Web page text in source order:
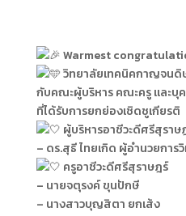
Warmest
วทยาลัยเทคนิคกาญจน
กับคณะผู้บริหาร คณะครู และบุ
ที่ได้รับการยกย่องเชิดชูเกียรติ
ผู้บริหารอาชีวะดีศรีสุราษ
– ดร.สุธี ไทยเกิด ผู้อำนวยกา
ครูอาชีวะดีศรีสุราษฎร์
– นายจตุรงค์ ขุนปักษี
– นางสาวบุญสิตา ยกเส้ง